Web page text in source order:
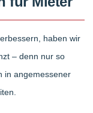
haben wir
– denn nur so
in angemessener